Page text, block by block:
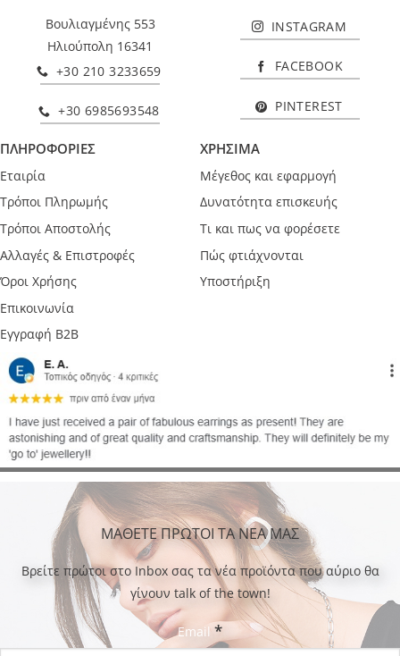
Βουλιαγμένης 553
Ηλιούπολη 16341
+30 210 3233659
+30 6985693548
INSTAGRAM
FACEBOOK
PINTEREST
ΠΛΗΡΟΦΟΡΙΕΣ
Εταιρία
Τρόποι Πληρωμής
Τρόποι Αποστολής
Αλλαγές & Επιστροφές
Όροι Χρήσης
Επικοινωνία
Εγγραφή B2B
ΧΡΗΣΙΜΑ
Μέγεθος και εφαρμογή
Δυνατότητα επισκευής
Τι και πως να φορέσετε
Πώς φτιάχνονται
Υποστήριξη
ΜΑΘΕΤΕ ΠΡΩΤΟΙ ΤΑ ΝΕΑ ΜΑΣ
Bρείτε πρώτοι στο Inbox σας τα νέα προϊόντα που αύριο θα
γίνουν talk of the town!
Email *